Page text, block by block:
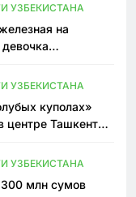
УЗБЕКИСТАНА
на
УЗБЕКИСТАНА
куполах»
центре Ташкента
УЗБЕКИСТАНА
300 млн сумов